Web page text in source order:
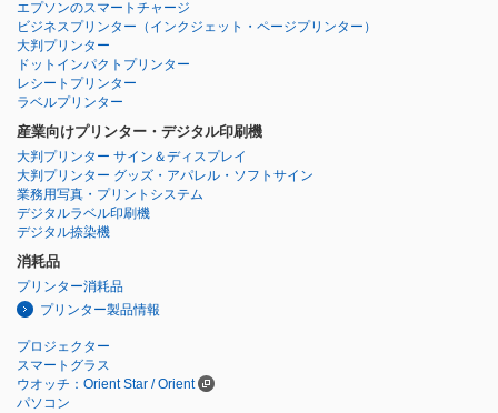
エプソンのスマートチャージ
ビジネスプリンター （インクジェット・ページプリンター）
大判プリンター
ドットインパクトプリンター
レシートプリンター
ラベルプリンター
産業向けプリンター・デジタル印刷機
大判プリンター サイン＆ディスプレイ
大判プリンター グッズ・アパレル・ソフトサイン
業務用写真・プリントシステム
デジタルラベル印刷機
デジタル捺染機
消耗品
プリンター消耗品
プリンター製品情報
プロジェクター
スマートグラス
ウオッチ：Orient Star / Orient
パソコン